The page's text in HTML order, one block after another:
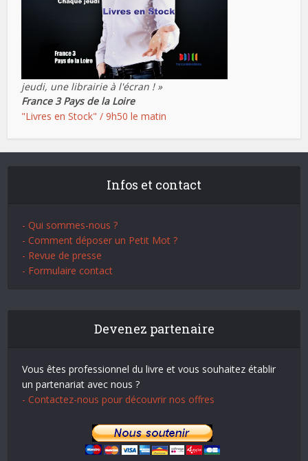
jeudi, une librairie à l'écran ! »
France 3 Pays de la Loire
"Livres en Stock" / 9h50 le matin
Infos et contact
- Qui sommes-nous ?
- Comment déposer un Petit Mot ?
- Revue de presse
- Formulaire contact
Devenez partenaire
Vous êtes professionnel du livre et vous souhaitez établir
un partenariat avec nous ?
- Contactez-nous pour découvrir nos offres